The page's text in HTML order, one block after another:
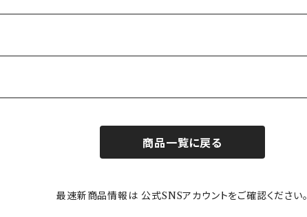
商品一覧に戻る
最速新商品情報は 公式SNSアカウントをご確認ください。